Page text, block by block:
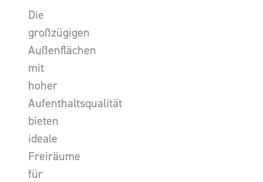
Die
großzügigen
Außenflächen
mit
hoher
Aufenthaltsqualität
bieten
ideale
Freiräume
für